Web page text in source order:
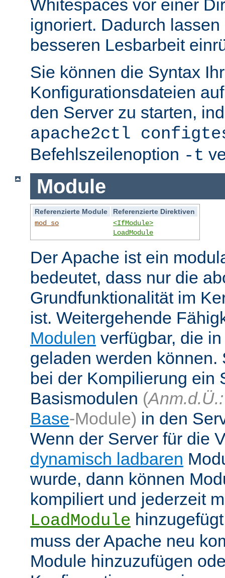
Whitespaces vor einer
ignoriert. Dadurch
besseren Lesbarbeit
Sie können die Syntax
Konfigurationsdateien
den Server zu starten,
apache2ctl
Befehlszeilenoption -t
Module
Referenzierte Module
Referenzierte Direktiven
mod_so
<IfModule>
LoadModule
Der Apache ist ein
bedeutet, dass nur die
Grundfunktionalität im
ist. Weitergehende
Modulen verfügbar, die
geladen werden
bei der Kompilierung ein
Basismodulen (Anm.d.Ü.:
Base-Module) in den
Wenn der Server für die
dynamisch ladbaren
wurde, dann können
kompiliert und jederzeit
LoadModule
muss der Apache neu
Module hinzuzufügen